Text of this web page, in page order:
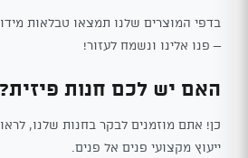
בדפי המוצרים שלנו תמצאו טבלאות
– פנו אלינו ונשמח לעזור!
האם יש לכם חנות פיזית?
כן! אתם מוזמנים לבקר בחנות שלנו,
ייעוץ מקצועי פנים אל פנים.